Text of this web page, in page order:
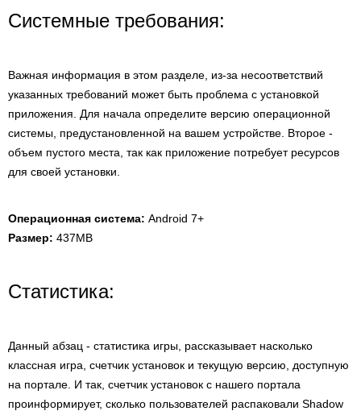
Системные требования:
Важная информация в этом разделе, из-за несоответствий
указанных требований может быть проблема с установкой
приложения. Для начала определите версию операционной
системы, предустановленной на вашем устройстве. Второе -
объем пустого места, так как приложение потребует ресурсов
для своей установки.
Операционная система: Android 7+
Размер: 437MB
Статистика:
Данный абзац - статистика игры, рассказывает насколько
классная игра, счетчик установок и текущую версию, доступную
на портале. И так, счетчик установок с нашего портала
проинформирует, сколько пользователей распаковали Shadow